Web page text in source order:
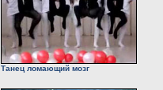
Танец ломающий мозг